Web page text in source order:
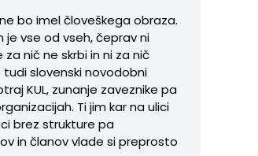
bo imel človeškega obraza.
je vse od vseh, čeprav ni
nič ne skrbi in ni za nič
slovenski novodobni
KUL, zunanje zaveznike pa
Ti jim kar na ulici
brez strukture pa
in članov vlade si preprosto